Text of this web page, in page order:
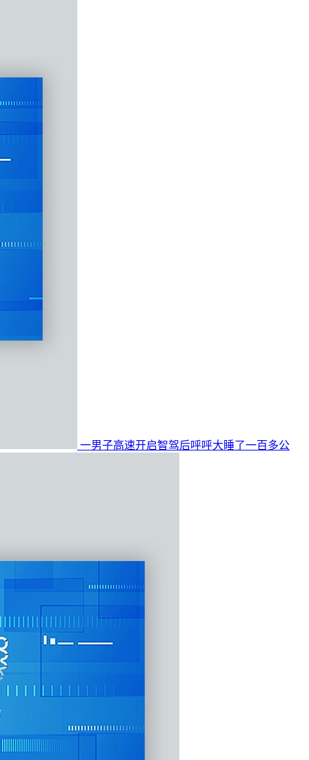
一男子高速开启智驾后呼呼大睡了一百多公